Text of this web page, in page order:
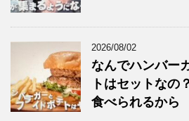
2026/08/02
なんでハンバー
トはセットなの
食べられるから